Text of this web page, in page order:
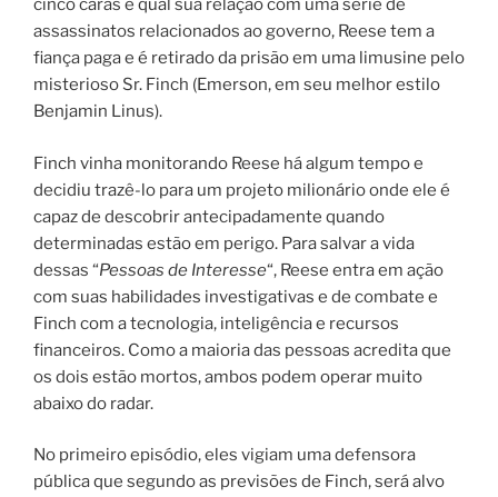
cinco caras e qual sua relação com uma série de
assassinatos relacionados ao governo, Reese tem a
fiança paga e é retirado da prisão em uma limusine pelo
misterioso Sr. Finch (Emerson, em seu melhor estilo
Benjamin Linus).
Finch vinha monitorando Reese há algum tempo e
decidiu trazê-lo para um projeto milionário onde ele é
capaz de descobrir antecipadamente quando
determinadas estão em perigo. Para salvar a vida
dessas “Pessoas de Interesse“, Reese entra em ação
com suas habilidades investigativas e de combate e
Finch com a tecnologia, inteligência e recursos
financeiros. Como a maioria das pessoas acredita que
os dois estão mortos, ambos podem operar muito
abaixo do radar.
No primeiro episódio, eles vigiam uma defensora
pública que segundo as previsões de Finch, será alvo